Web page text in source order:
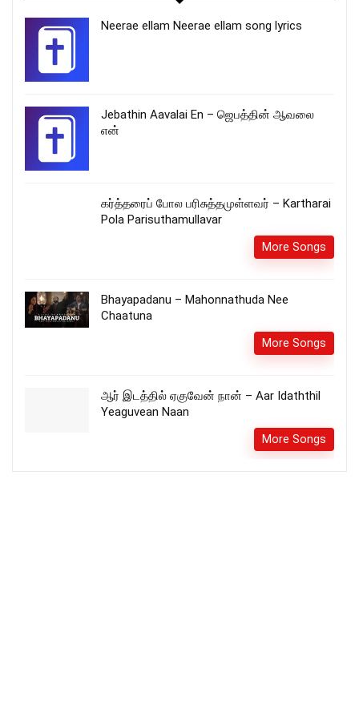
Neerae ellam Neerae ellam song lyrics
Jebathin Aavalai En – ஜெபத்தின் ஆவலை
என்
கர்த்தரைப் போல பரிசுத்தமுள்ளவர் – Kartharai
Pola Parisuthamullavar
More Songs
Bhayapadanu – Mahonnathuda Nee
Chaatuna
More Songs
ஆர் இடத்தில் ஏகுவேன் நான் – Aar Idaththil
Yeaguvean Naan
More Songs